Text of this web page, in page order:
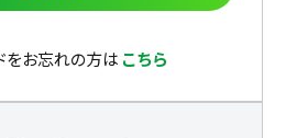
をお忘れの方は こちら